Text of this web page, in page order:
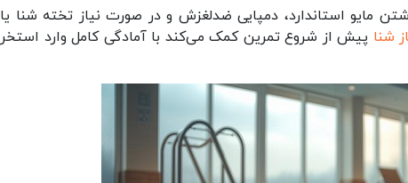
مایو استاندارد، دمپایی ضدلغزش و در صورت نیاز تخته شنا یا
شنا پیش از شروع تمرین کمک می‌کند با آمادگی کامل وارد استخر